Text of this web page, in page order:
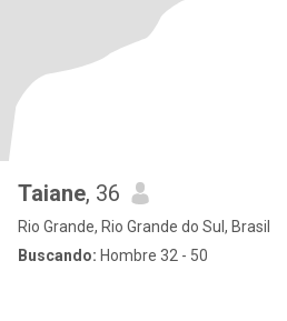
Taiane, 36
Rio Grande, Rio Grande do Sul, Brasil
Buscando: Hombre 32 - 50